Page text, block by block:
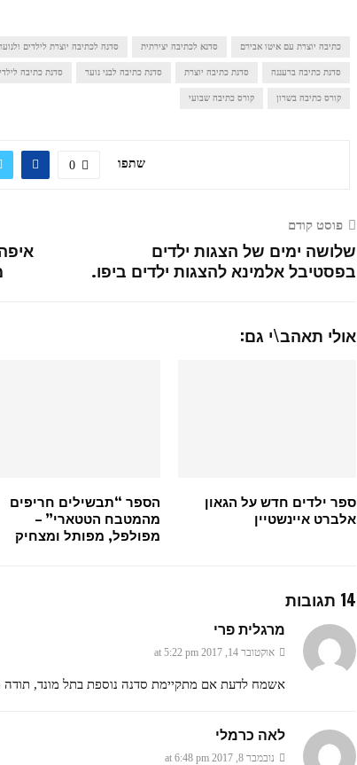
כתיבה יוצרת עם איטו אבירם סדנא לכתיבה יצירתית סדנה לכתיבה יוצרת לילדים
סדנת כתיבה ברעננה סדנת כתיבה יוצרת סדנת כתיבה לבני נוער סדנת כתיבה
קורס כתיבה בשרון קורס כתיבה שבועי
שתפו 0
פוסט קודם
שלושה ימים של הצגות ילדים
בפסטיבל אלמינא להצגות ילדים ביפו.
אולי תאהב\י גם:
ספר ילדים חדש על הגאון
אלברט איינשטיין
הספר “תבשילים חריפים
מהמטבח הטטארי” –
מפולפל, מפותל ומצחיק
14 תגובות
מרגלית פרי
אוקטובר 14, 2017 at 5:22 pm
אשמח לדעת אם מתקיימת סדנה נוספת בתל מונד,
לאה כרמלי
נובמבר 8, 2017 at 6:48 pm